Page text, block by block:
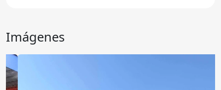
Imágenes